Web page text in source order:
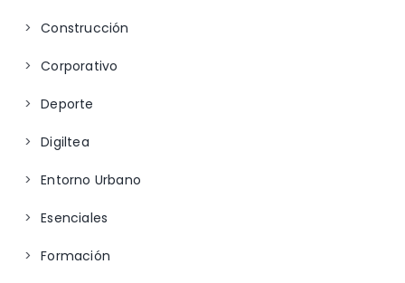
Construcción
Corporativo
Deporte
Digiltea
Entorno Urbano
Esenciales
Formación